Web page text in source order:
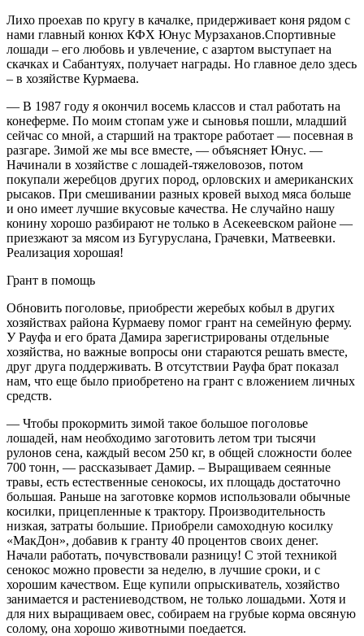
Лихо проехав по кругу в качалке, придерживает коня рядом с
нами главный конюх КФХ Юнус Мурзаханов.Спортивные
лошади – его любовь и увлечение, с азартом выступает на
скачках и Сабантуях, получает награды. Но главное дело здесь
– в хозяйстве Курмаева.
— В 1987 году я окончил восемь классов и стал работать на
конеферме. По моим стопам уже и сыновья пошли, младший
сейчас со мной, а старший на тракторе работает — посевная в
разгаре. Зимой же мы все вместе, — объясняет Юнус. —
Начинали в хозяйстве с лошадей-тяжеловозов, потом
покупали жеребцов других пород, орловских и американских
рысаков. При смешивании разных кровей выход мяса больше
и оно имеет лучшие вкусовые качества. Не случайно нашу
конину хорошо разбирают не только в Асекеевском районе —
приезжают за мясом из Бугуруслана, Грачевки, Матвеевки.
Реализация хорошая!
Грант в помощь
Обновить поголовье, приобрести жеребых кобыл в других
хозяйствах района Курмаеву помог грант на семейную ферму.
У Рауфа и его брата Дамира зарегистрированы отдельные
хозяйства, но важные вопросы они стараются решать вместе,
друг друга поддерживать. В отсутствии Рауфа брат показал
нам, что еще было приобретено на грант с вложением личных
средств.
— Чтобы прокормить зимой такое большое поголовье
лошадей, нам необходимо заготовить летом три тысячи
рулонов сена, каждый весом 250 кг, в общей сложности более
700 тонн, — рассказывает Дамир. – Выращиваем сеянные
травы, есть естественные сенокосы, их площадь достаточно
большая. Раньше на заготовке кормов использовали обычные
косилки, прицепленные к трактору. Производительность
низкая, затраты большие. Приобрели самоходную косилку
«МакДон», добавив к гранту 40 процентов своих денег.
Начали работать, почувствовали разницу! С этой техникой
сенокос можно провести за неделю, в лучшие сроки, и с
хорошим качеством. Еще купили опрыскиватель, хозяйство
занимается и растениеводством, не только лошадьми. Хотя и
для них выращиваем овес, собираем на грубые корма овсяную
солому, она хорошо животными поедается.